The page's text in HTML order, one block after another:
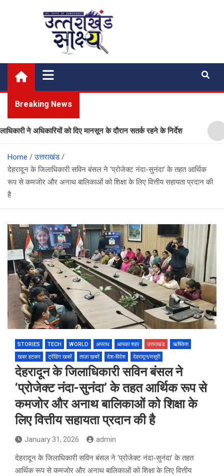
Uttarakhand Shakshya
My News Portal
Breaking News
ने अधिकारियों को दिए मानसून के दौरान सतर्क रहने के निर्देश
Home
उत्तराखंड
देहरादून के जिलाधिकारी सविन बंसल ने ‘प्रोजेक्ट नंदा-सुनंदा’ के तहत आर्थिक
रूप से कमजोर और अनाथ बालिकाओं को शिक्षा के लिए वित्तीय सहायता प्रदान की
है
STORIES TECH WORLD अपराध आपका शहर उत्तराखंड
ऋषिकेश
खबर हटकर
ट्रेंडिंग खबरें ताज़ा ख़बरें देश-विदेश देहरादून/मसूरी
देहरादून के जिलाधिकारी सविन बंसल ने
‘प्रोजेक्ट नंदा-सुनंदा’ के तहत आर्थिक रूप से
कमजोर और अनाथ बालिकाओं को शिक्षा के
लिए वित्तीय सहायता प्रदान की है
January 31, 2026 admin
देहरादून के जिलाधिकारी सविन बंसल ने ‘प्रोजेक्ट नंदा-सुनंदा’ के तहत
आर्थिक रूप से कमजोर और अनाथ बालिकाओं को शिक्षा के लिए वित्तीय